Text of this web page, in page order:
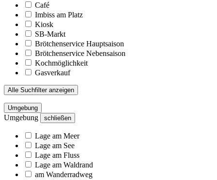
Café
Imbiss am Platz
Kiosk
SB-Markt
Brötchenservice Hauptsaison
Brötchenservice Nebensaison
Kochmöglichkeit
Gasverkauf
Alle Suchfilter anzeigen
Umgebung
Umgebung schließen
Lage am Meer
Lage am See
Lage am Fluss
Lage am Waldrand
am Wanderradweg